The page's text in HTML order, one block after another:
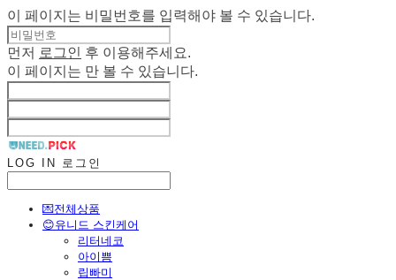
이 페이지는 비밀번호를 입력해야 볼 수 있습니다.
먼저 로그인
후 이용해주세요.
이 페이지는 만 볼 수 있습니다.
LOG IN 로그인
💌전체상품
😊유니드 스킨케어
리터네코
아이쁨
립빠미